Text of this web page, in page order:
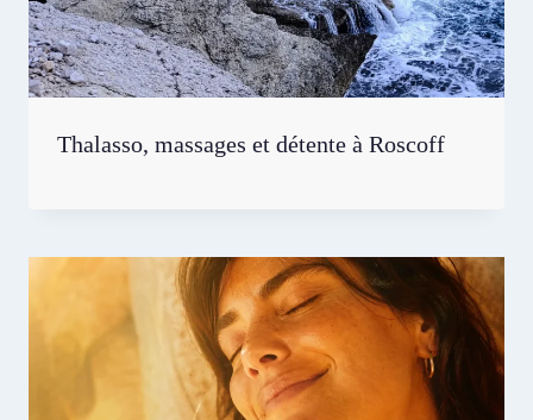
Thalasso, massages et détente à Roscoff